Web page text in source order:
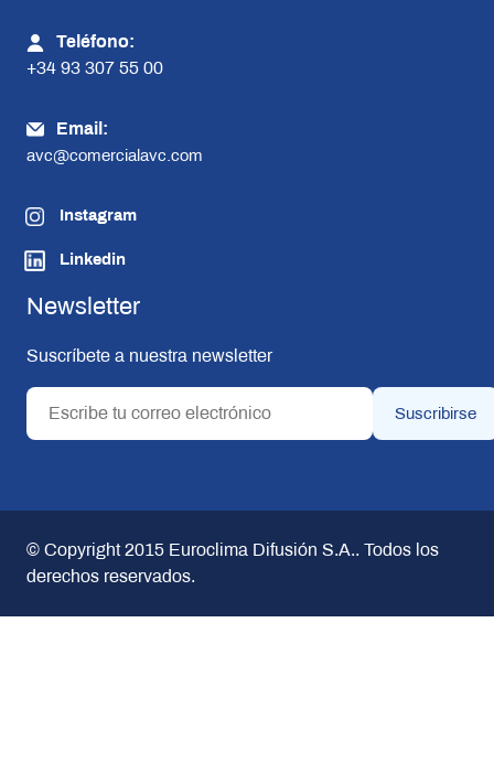
Teléfono:
+34 93 307 55 00
Email:
avc@comercialavc.com
Instagram
Linkedin
Newsletter
Suscríbete a nuestra newsletter
© Copyright 2015Euroclima Difusión S.A.. Todos los
derechos reservados.